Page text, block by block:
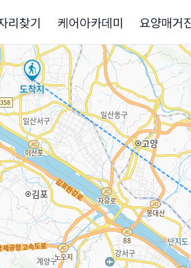
리찾기 케어아카데미 요양매거